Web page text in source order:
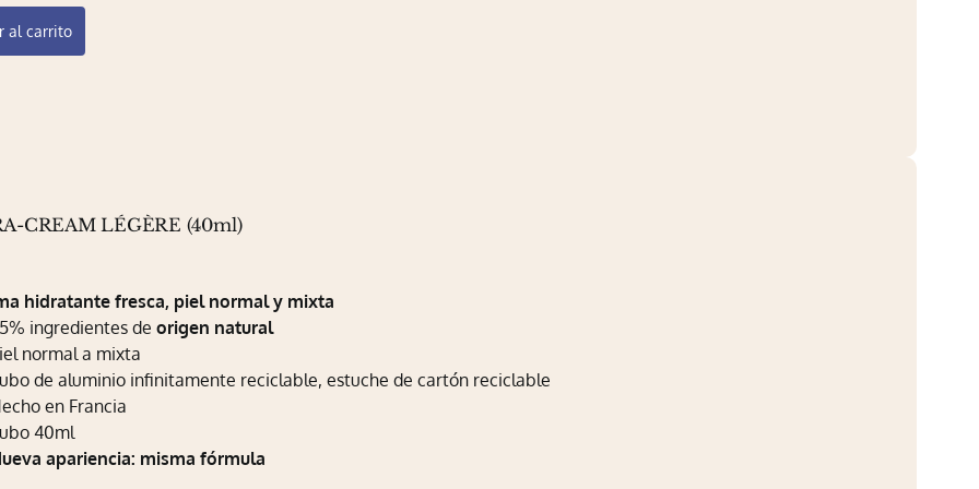
al carrito
CREAM LÉGÈRE (40ml)
hidratante fresca, piel normal y mixta
ingredientes deorigen natural
normal a mixta
de aluminio infinitamente reciclable, estuche de cartón reciclable
en Francia
40ml
apariencia: misma fórmula